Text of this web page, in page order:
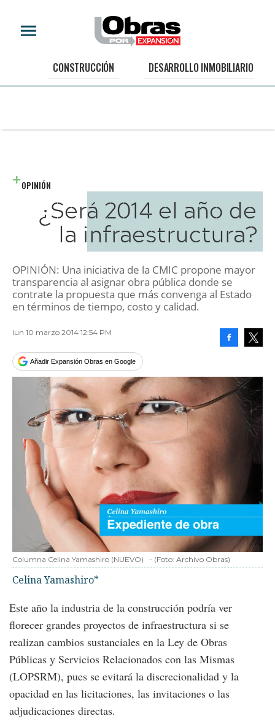
CONSTRUCCIÓN DESARROLLO INMOBILIARIO
OPINIÓN
¿Será 2014 el año de
la infraestructura?
OPINIÓN: Una iniciativa de la CMIC propone mayor
transparencia al asignar obra pública donde se
contrate la propuesta que más convenga al Estado
en términos de tiempo, costo y calidad.
lun 10 marzo 2014 12:54 PM
Añadir Expansión Obras en Google
Columna Celina Yamashiro (NUEVO) - (Foto: Archivo Obras)
Celina Yamashiro*
Este año la industria de la construcción podría ver
florecer grandes proyectos de infraestructura si se
realizan cambios sustanciales en la Ley de Obras
Públicas y Servicios Relacionados con las Mismas
(LOPSRM), pues se evitará la discrecionalidad y la
opacidad en las licitaciones, las invitaciones o las
adjudicaciones directas.